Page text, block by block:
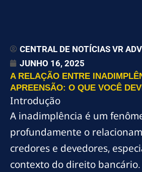
CENTRAL DE NOTÍCIAS VR
JUNHO 16, 2025
A RELAÇÃO ENTRE
APREENSÃO: O QUE VOCÊ
Introdução
A inadimplência é um
profundamente o
credores e devedores,
contexto do direito